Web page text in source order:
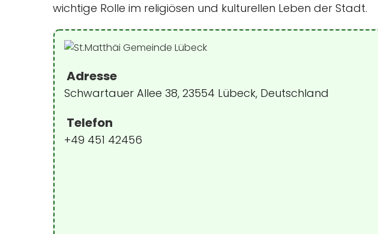
wichtige Rolle im religiösen und kulturellen Leben der Stadt.
Adresse
Schwartauer Allee 38, 23554 Lübeck, Deutschland
Telefon
+49 451 42456